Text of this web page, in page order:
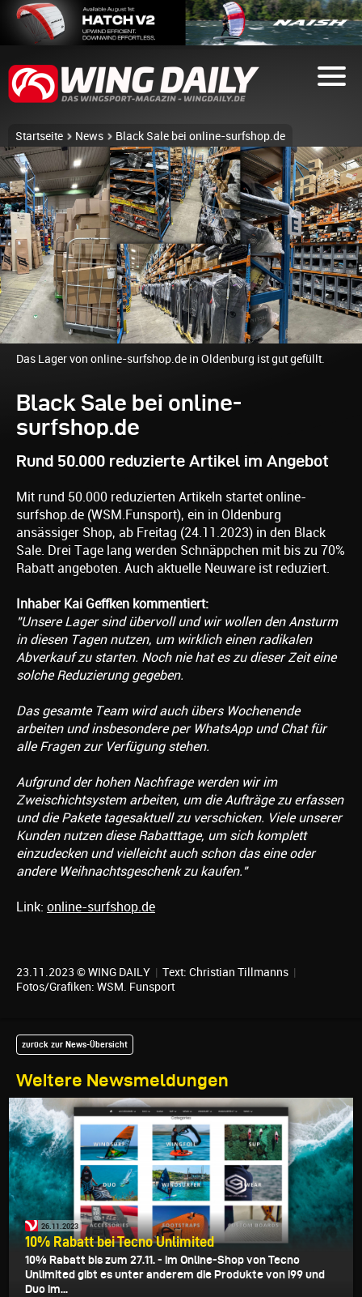
Startseite News Black Sale bei online-surfshop.de
Das Lager von online-surfshop.de in Oldenburg ist gut gefüllt.
Black Sale bei online-
surfshop.de
Rund 50.000 reduzierte Artikel im Angebot
Mit rund 50.000 reduzierten Artikeln startet online-
surfshop.de (WSM.Funsport), ein in Oldenburg
ansässiger Shop, ab Freitag (24.11.2023) in den Black
Sale. Drei Tage lang werden Schnäppchen mit bis zu 70%
Rabatt angeboten. Auch aktuelle Neuware ist reduziert.
Inhaber Kai Geffken kommentiert:
"Unsere Lager sind übervoll und wir wollen den Ansturm
in diesen Tagen nutzen, um wirklich einen radikalen
Abverkauf zu starten. Noch nie hat es zu dieser Zeit eine
solche Reduzierung gegeben.
Das gesamte Team wird auch übers Wochenende
arbeiten und insbesondere per WhatsApp und Chat für
alle Fragen zur Verfügung stehen.
Aufgrund der hohen Nachfrage werden wir im
Zweischichtsystem arbeiten, um die Aufträge zu erfassen
und die Pakete tagesaktuell zu verschicken. Viele unserer
Kunden nutzen diese Rabatttage, um sich komplett
einzudecken und vielleicht auch schon das eine oder
andere Weihnachtsgeschenk zu kaufen."
Link: online-surfshop.de
23.11.2023 © WING DAILY | Text: Christian Tillmanns |
Fotos/Grafiken: WSM. Funsport
Weitere Newsmeldungen
zurück zur News-Übersicht
26.11.2023
10% Rabatt bei Tecno Unlimited
10% Rabatt bis zum 27.11. - im Online-Shop von Tecno
Unlimited gibt es unter anderem die Produkte von i99 und
Duo im...